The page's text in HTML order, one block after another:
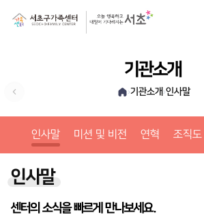
기관소개
›기관소개 ›인사말
인사말 미션 및 비전 연혁 조직도
인사말
센터의 소식을 빠르게 만나보세요.